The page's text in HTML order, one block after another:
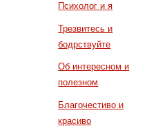
Психолог и я
Трезвитесь и
бодрствуйте
Об интересном и
полезном
Благочестиво и
красиво